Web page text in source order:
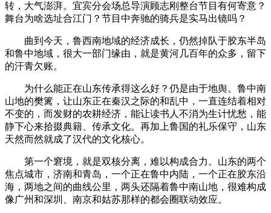
转，大气澎湃。宜宾分会场总导演顾志刚整台节目有何寄意？
舞台为啥选址合江门？节目中奔驰的骑兵是实马出镜吗？
曲到今天，鲁西南地域的经济成长，仍然掉队于胶东半岛
和鲁中地域，很大一部门缘由，就是黄河几百年的众多，留下
的汗青欠账。
为什么能正在山东传承得这么好？仍是由于地舆。鲁中南
山地的樊篱，让山东正在秦汉之际的和乱中，一直连结着相对
不变的，而发财的农耕经济，能让读书人不消为生计忧愁，能
静下心来拾掇典籍、传承文化。再加上鲁国的礼乐保守，山东
天然而然就成了汉代的文化核心。
第一个窘境，就是双核分离，难以构成合力。山东的两个
焦点城市，济南和青岛，一个正在鲁中内陆，一个正在胶东沿
海，两地之间的曲线公里，两头还隔着鲁中南山地，很难构成
像广州和深圳、南京和姑苏那样的都会圈联动效应。